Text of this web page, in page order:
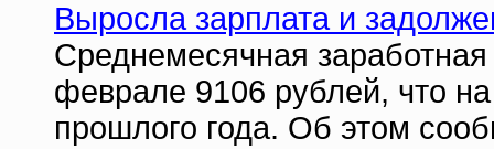
Выросла зарплата и
Среднемесячная
феврале 9106 рублей, что
прошлого года. Об этом